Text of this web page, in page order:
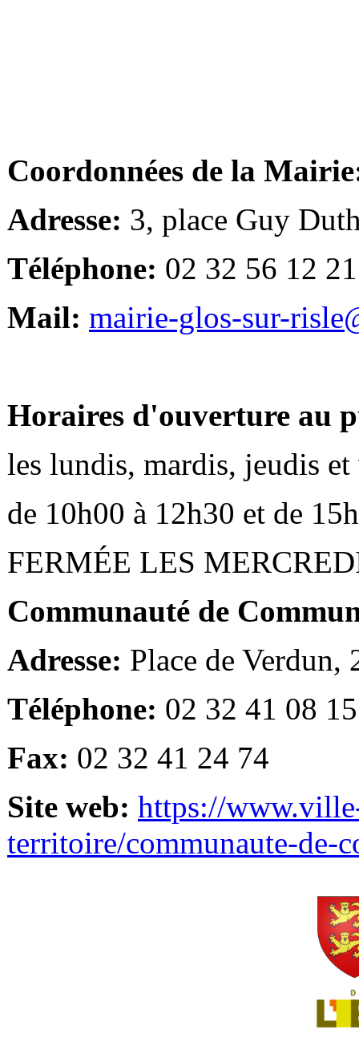
Coordonnées de la
Adresse: 3, place Guy
Téléphone: 02 32 56 12 21
Mail: mairie-glos-sur-
Horaires d'ouverture au
les lundis, mardis, jeudis et
de 10h00 à 12h30 et de
FERMÉE LES
Communauté de
Adresse: Place de Verdun,
Téléphone: 02 32 41 08 15
Fax: 02 32 41 24 74
Site web: https://
territoire/communaute-de-